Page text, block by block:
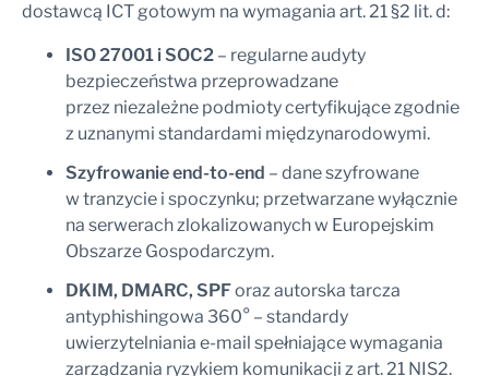
dostawcą ICT gotowym na wymagania art. 21 §2 lit. d:
ISO 27001 i SOC2 – regularne audyty
bezpieczeństwa przeprowadzane
przez niezależne podmioty certyfikujące zgodnie
z uznanymi standardami międzynarodowymi.
Szyfrowanie end-to-end – dane szyfrowane
w tranzycie i spoczynku; przetwarzane wyłącznie
na serwerach zlokalizowanych w Europejskim
Obszarze Gospodarczym.
DKIM, DMARC, SPForaz autorska tarcza
antyphishingowa 360° – standardy
uwierzytelniania e-mail spełniające wymagania
zarządzania ryzykiem komunikacji z art. 21 NIS2.